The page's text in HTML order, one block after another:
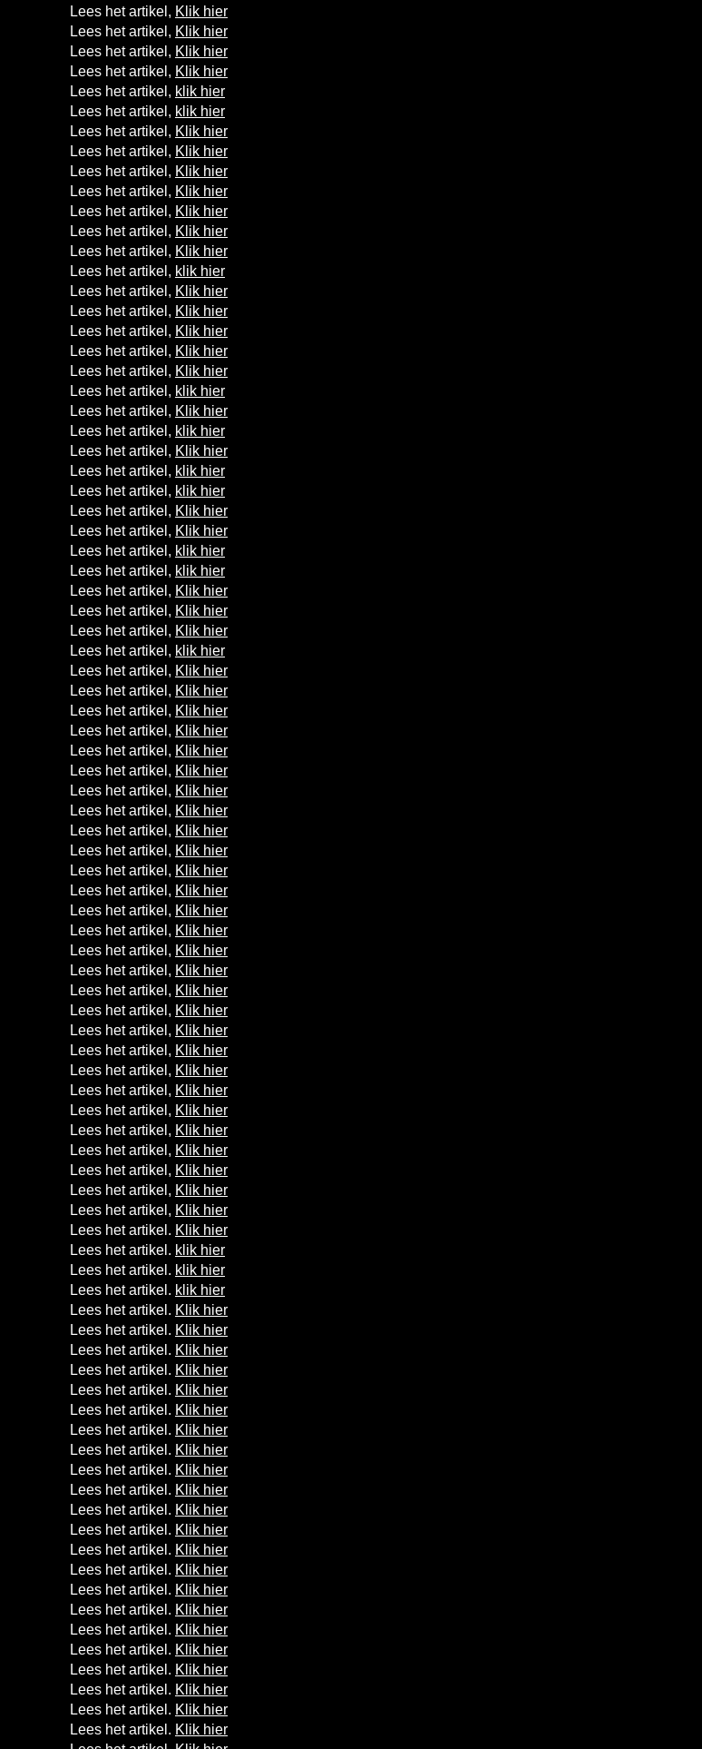
Lees het artikel, Klik hier
Lees het artikel, Klik hier
Lees het artikel, Klik hier
Lees het artikel, Klik hier
Lees het artikel, klik hier
Lees het artikel, klik hier
Lees het artikel, Klik hier
Lees het artikel, Klik hier
Lees het artikel, Klik hier
Lees het artikel, Klik hier
Lees het artikel, Klik hier
Lees het artikel, Klik hier
Lees het artikel, Klik hier
Lees het artikel, klik hier
Lees het artikel, Klik hier
Lees het artikel, Klik hier
Lees het artikel, Klik hier
Lees het artikel, Klik hier
Lees het artikel, Klik hier
Lees het artikel, klik hier
Lees het artikel, Klik hier
Lees het artikel, klik hier
Lees het artikel, Klik hier
Lees het artikel, klik hier
Lees het artikel, klik hier
Lees het artikel, Klik hier
Lees het artikel, Klik hier
Lees het artikel, klik hier
Lees het artikel, klik hier
Lees het artikel, Klik hier
Lees het artikel, Klik hier
Lees het artikel, Klik hier
Lees het artikel, klik hier
Lees het artikel, Klik hier
Lees het artikel, Klik hier
Lees het artikel, Klik hier
Lees het artikel, Klik hier
Lees het artikel, Klik hier
Lees het artikel, Klik hier
Lees het artikel, Klik hier
Lees het artikel, Klik hier
Lees het artikel, Klik hier
Lees het artikel, Klik hier
Lees het artikel, Klik hier
Lees het artikel, Klik hier
Lees het artikel, Klik hier
Lees het artikel, Klik hier
Lees het artikel, Klik hier
Lees het artikel, Klik hier
Lees het artikel, Klik hier
Lees het artikel, Klik hier
Lees het artikel, Klik hier
Lees het artikel, Klik hier
Lees het artikel, Klik hier
Lees het artikel, Klik hier
Lees het artikel, Klik hier
Lees het artikel, Klik hier
Lees het artikel, Klik hier
Lees het artikel, Klik hier
Lees het artikel, Klik hier
Lees het artikel, Klik hier
Lees het artikel. Klik hier
Lees het artikel. klik hier
Lees het artikel. klik hier
Lees het artikel. klik hier
Lees het artikel. Klik hier
Lees het artikel. Klik hier
Lees het artikel. Klik hier
Lees het artikel. Klik hier
Lees het artikel. Klik hier
Lees het artikel. Klik hier
Lees het artikel. Klik hier
Lees het artikel. Klik hier
Lees het artikel. Klik hier
Lees het artikel. Klik hier
Lees het artikel. Klik hier
Lees het artikel. Klik hier
Lees het artikel. Klik hier
Lees het artikel. Klik hier
Lees het artikel. Klik hier
Lees het artikel. Klik hier
Lees het artikel. Klik hier
Lees het artikel. Klik hier
Lees het artikel. Klik hier
Lees het artikel. Klik hier
Lees het artikel. Klik hier
Lees het artikel. Klik hier